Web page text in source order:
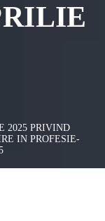
2025 PRIVIND
IN PROFESIE-